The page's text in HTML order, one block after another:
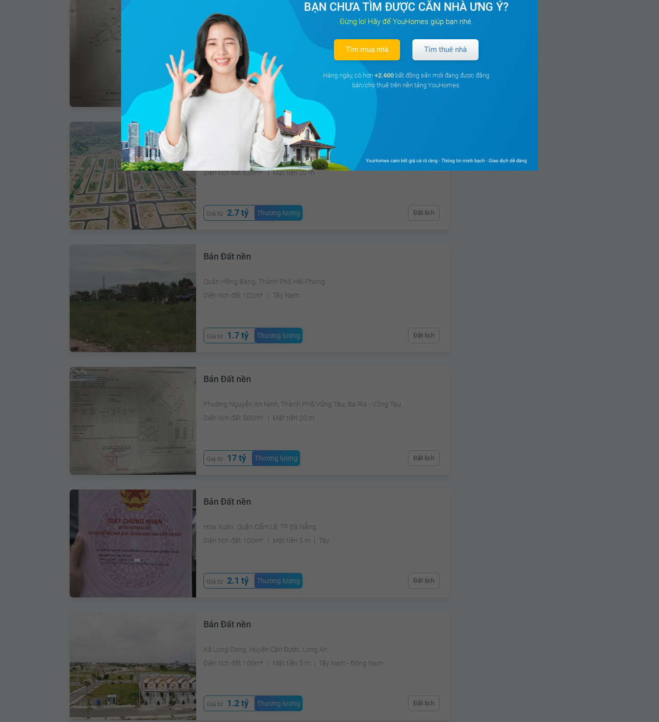
Bán Đất nền
Hiệp Bình Phước, Quận Thủ Đức, Thành Phố Hồ Chí Minh
Diện tích đất 67m²
Giá từ 2.3 tỷ Thương lượng Đặt lịch
Phường 12, Thành Phố Vũng Tàu, Bà Rịa - Vũng Tàu
Diện tích đất 638m²
Mặt tiền 20 m
Giá từ 2.7 tỷ Thương lượng Đặt lịch
Bán Đất nền
Quận Hồng Bàng, Thành Phố Hải Phòng
Diện tích đất 102m²
Tây Nam
Giá từ 1.7 tỷ Thương lượng Đặt lịch
Bán Đất nền
Phường Nguyễn An Ninh, Thành Phố Vũng Tàu, Bà Rịa - Vũng Tàu
Diện tích đất 500m²
Mặt tiền 20 m
Giá từ 17 tỷ Thương lượng Đặt lịch
Bán Đất nền
Hòa Xuân, Quận Cẩm Lệ, TP Đà Nẵng
Diện tích đất 100m²
Mặt tiền 5 m Tây
Giá từ 2.1 tỷ Thương lượng Đặt lịch
Bán Đất nền
Xã Long Cang, Huyện Cần Đước, Long An
Diện tích đất 100m²
Mặt tiền 5 m Tây Nam - Đông Nam
Giá từ 1.2 tỷ Thương lượng Đặt lịch
BẠN CHƯA TÌM ĐƯỢC CĂN NHÀ ƯNG Ý?
Đừng lo! Hãy để YouHomes giúp bạn nhé.
Tìm mua nhà Tìm thuê nhà
Hàng ngày, có hơn +2.600 bất động sản mới đang được đăng
bán/cho thuê trên nền tảng YouHomes.